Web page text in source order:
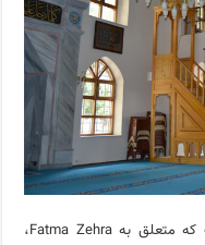
مسجد همچنین دارای یک قبر تاریخی است که متعلق به Fatma Zehra،